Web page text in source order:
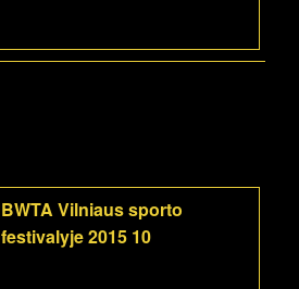
BWTA Vilniaus sporto
festivalyje 2015 10